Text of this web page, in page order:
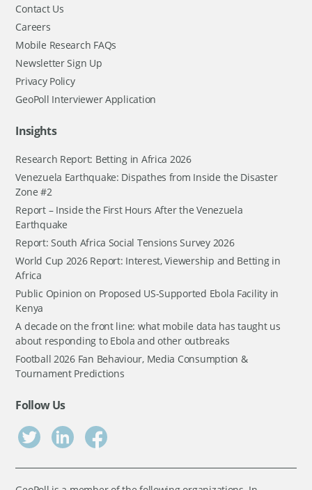
Contact Us
Careers
Mobile Research FAQs
Newsletter Sign Up
Privacy Policy
GeoPoll Interviewer Application
Insights
Research Report: Betting in Africa 2026
Venezuela Earthquake: Dispathes from Inside the Disaster
Zone #2
Report – Inside the First Hours After the Venezuela
Earthquake
Report: South Africa Social Tensions Survey 2026
World Cup 2026 Report: Interest, Viewership and Betting in
Africa
Public Opinion on Proposed US-Supported Ebola Facility in
Kenya
A decade on the front line: what mobile data has taught us
about responding to Ebola and other outbreaks
Football 2026 Fan Behaviour, Media Consumption &
Tournament Predictions
Follow Us